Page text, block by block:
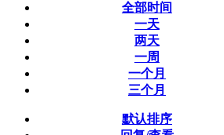
全部时间
一天
两天
一周
一个月
三个月
默认排序